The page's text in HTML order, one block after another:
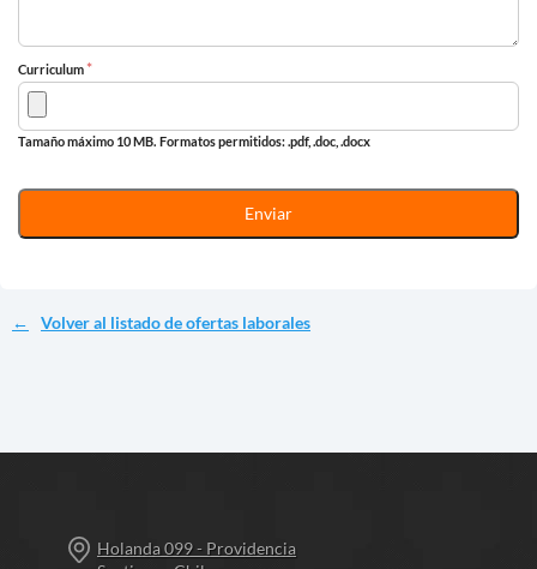
Curriculum *
Tamaño máximo 10 MB. Formatos permitidos: .pdf, .doc, .docx
Volver al listado de ofertas laborales
Holanda 099 - Providencia